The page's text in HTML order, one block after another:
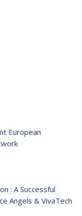
European
: A Successful
Angels & VivaTech